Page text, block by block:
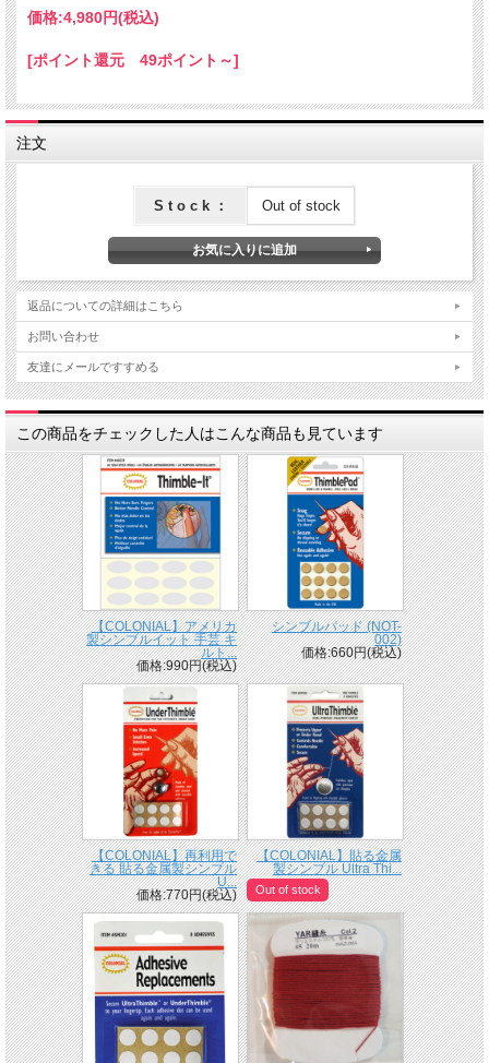
ーサンプル画像で色味がやや異なる場合がございます。
価格:4,980円(税込)
[ポイント還元 49ポイント～]
注文
S t o c k ： Out of stock
返品についての詳細はこちら
お問い合わせ
友達にメールですすめる
この商品をチェックした人はこんな商品も見ています
【COLONIAL】アメリカ
製シンブルイット 手芸 キ
ルト...
価格:990円(税込)
シンブルパッド (NOT-
002)
価格:660円(税込)
【COLONIAL】再利用で
きる 貼る金属製シンブル
U...
価格:770円(税込)
【COLONIAL】貼る金属
製シンブル Ultra Thi...
Out of stock